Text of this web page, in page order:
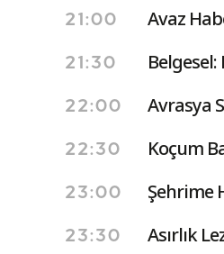
21:00 Avaz
21:30
22:00 Avrasya
22:30 Koçum
23:00 Şehrime
23:30 Asırlık